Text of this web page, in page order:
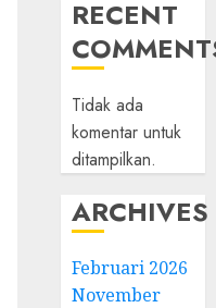
RECENT
Tidak ada
komentar untuk
ditampilkan.
ARCHIVES
Februari 2026
November